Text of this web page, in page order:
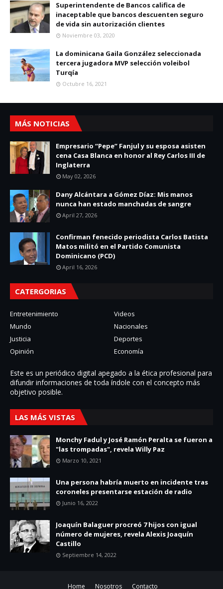
Superintendente de Bancos califica de
inaceptable que bancos descuenten seguro
de vida sin autorización clientes
Noviembre 03, 2020
La dominicana Gaila González seleccionada
tercera jugadora MVP selección voleibol
Turqía
Octubre 16, 2021
MÁS NOTICIAS
Empresario “Pepe” Fanjul y su esposa asisten
cena Casa Blanca en honor al Rey Carlos III de
Inglaterra
May 02, 2026
Dany Alcántara a Gómez Díaz: Mis manos
nunca han estado manchadas de sangre
April 27, 2026
Confirman fenecido periodista Carlos Batista
Matos militó en el Partido Comunista
Dominicano (PCD)
April 16, 2026
CATERGORIAS
Entretenimiento
Videos
Mundo
Nacionales
Justicia
Deportes
Opinión
Economía
Este es un periódico digital apegado a la ética profesional para
difundir informaciones de toda í­ndole con el concepto más
objetivo posible.
LAS MÁS VISTAS
Monchy Fadul y José Ramón Peralta se fueron a
"las trompadas", revela Willy Paz
Marzo 10, 2021
Una persona habría muerto en incidente tras
coroneles presentarse estación de radio
Junio 16, 2022
Joaquín Balaguer procreó 7 hijos con igual
número de mujeres, revela Alexis Joaquín
Castillo
Septiembre 14, 2022
Home Nosotros Contacto